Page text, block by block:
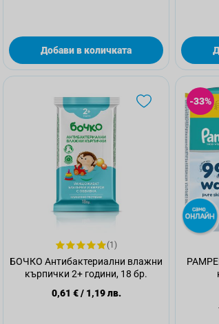
Добави в количката
(1)
БОЧКО Антибактериални влажни
кърпички 2+ години, 18 бр.
0,61 €/ 1,19 лв.
-33%